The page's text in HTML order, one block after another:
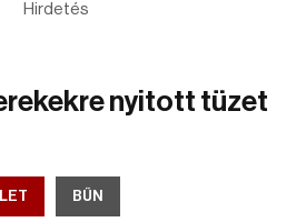
Hirdetés
nyitott tüzet
BŰN